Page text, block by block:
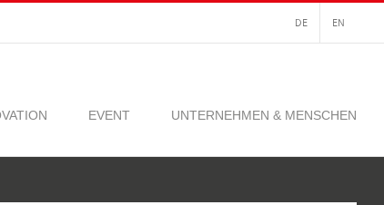
DE EN
EVENT UNTERNEHMEN & MENSCHEN